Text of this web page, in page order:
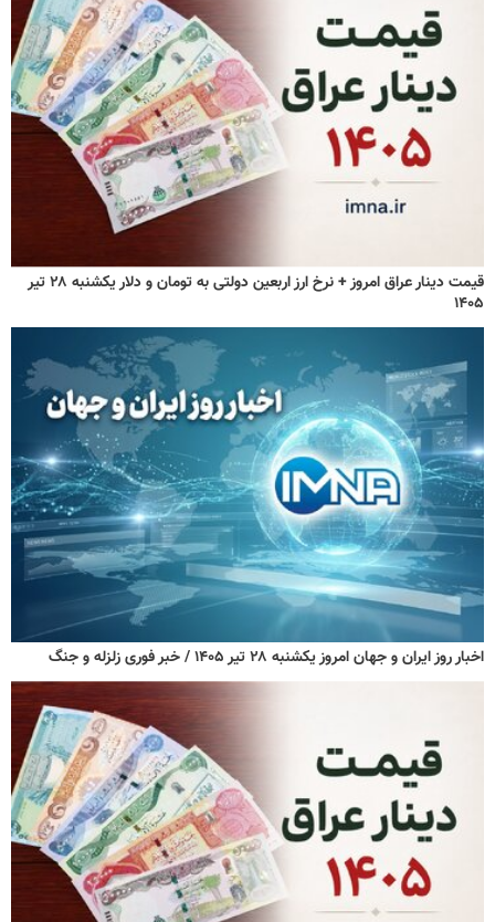
قیمت دینار عراق امروز + نرخ ارز اربعین دولتی به تومان و دلار یکشنبه ۲۸ تیر
۱۴۰۵
اخبار روز ایران و جهان امروز یکشنبه ۲۸ تیر ۱۴۰۵ / خبر فوری زلزله و جنگ